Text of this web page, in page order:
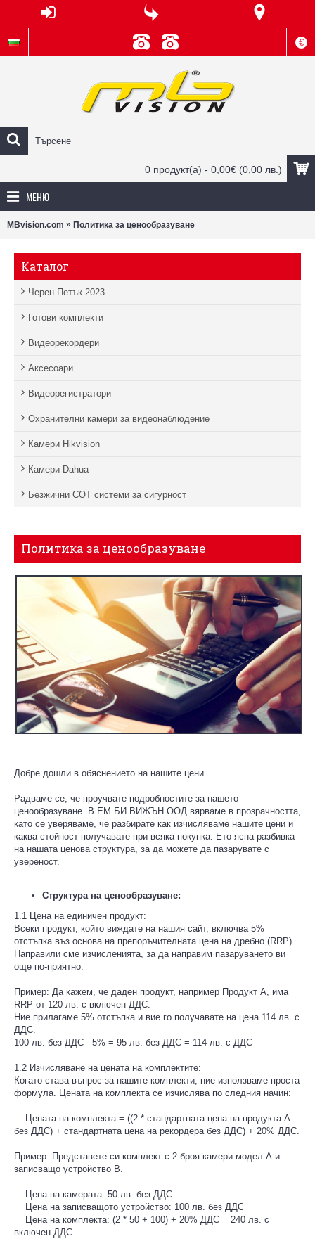
€
0 продукт(а) - 0,00€ (0,00 лв.)
МЕНЮ
MBvision.com » Политика за ценообразуване
Каталог
Черен Петък 2023
Готови комплекти
Видеорекордери
Аксесоари
Видеорегистратори
Охранителни камери за видеонаблюдение
Камери Hikvision
Камери Dahua
Безжични СОТ системи за сигурност
Политика за ценообразуване
Добре дошли в обяснението на нашите цени
Радваме се, че проучвате подробностите за нашето
ценообразуване. В ЕМ БИ ВИЖЪН ООД вярваме в прозрачността,
като се уверяваме, че разбирате как изчисляваме нашите цени и
каква стойност получавате при всяка покупка. Ето ясна разбивка
на нашата ценова структура, за да можете да пазарувате с
увереност.
Структура на ценообразуване:
1.1 Цена на единичен продукт:
Всеки продукт, който виждате на нашия сайт, включва 5%
отстъпка въз основа на препоръчителната цена на дребно (RRP).
Направили сме изчисленията, за да направим пазаруването ви
още по-приятно.
Пример: Да кажем, че даден продукт, например Продукт А, има
RRP от 120 лв. с включен ДДС.
Ние прилагаме 5% отстъпка и вие го получавате на цена 114 лв. с
ДДС.
100 лв. без ДДС - 5% = 95 лв. без ДДС = 114 лв. с ДДС
1.2 Изчисляване на цената на комплектите:
Когато става въпрос за нашите комплекти, ние използваме проста
формула. Цената на комплекта се изчислява по следния начин:
Цената на комплекта = ((2 * стандартната цена на продукта А
без ДДС) + стандартната цена на рекордера без ДДС) + 20% ДДС.
Пример: Представете си комплект с 2 броя камери модел А и
записващо устройство В.
Цена на камерата: 50 лв. без ДДС
Цена на записващото устройство: 100 лв. без ДДС
Цена на комплекта: (2 * 50 + 100) + 20% ДДС = 240 лв. с
включен ДДС.